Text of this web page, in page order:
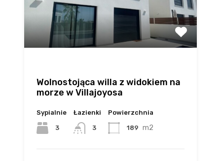
Wolnostojąca willa z widokiem na
morze w Villajoyosa
Sypialnie
3
Łazienki
3
Powierzchnia
189 m2